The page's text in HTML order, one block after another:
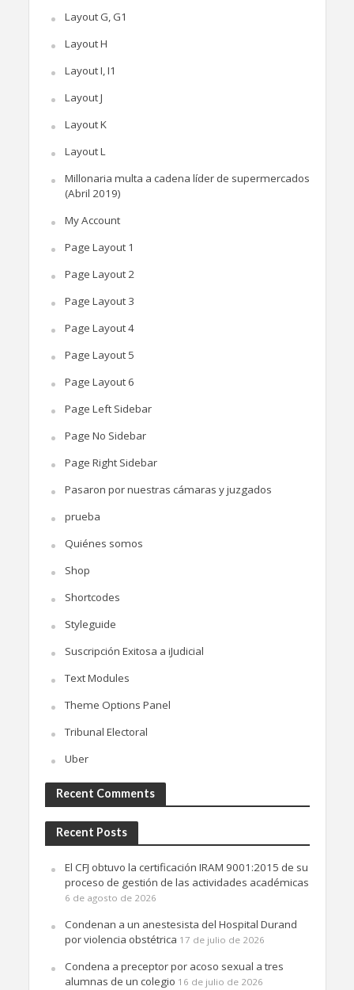
Layout G, G1
Layout H
Layout I, I1
Layout J
Layout K
Layout L
Millonaria multa a cadena líder de supermercados
(Abril 2019)
My Account
Page Layout 1
Page Layout 2
Page Layout 3
Page Layout 4
Page Layout 5
Page Layout 6
Page Left Sidebar
Page No Sidebar
Page Right Sidebar
Pasaron por nuestras cámaras y juzgados
prueba
Quiénes somos
Shop
Shortcodes
Styleguide
Suscripción Exitosa a iJudicial
Text Modules
Theme Options Panel
Tribunal Electoral
Uber
Recent Comments
Recent Posts
El CFJ obtuvo la certificación IRAM 9001:2015 de su
proceso de gestión de las actividades académicas
6 de agosto de 2026
Condenan a un anestesista del Hospital Durand
por violencia obstétrica 17 de julio de 2026
Condena a preceptor por acoso sexual a tres
alumnas de un colegio 16 de julio de 2026